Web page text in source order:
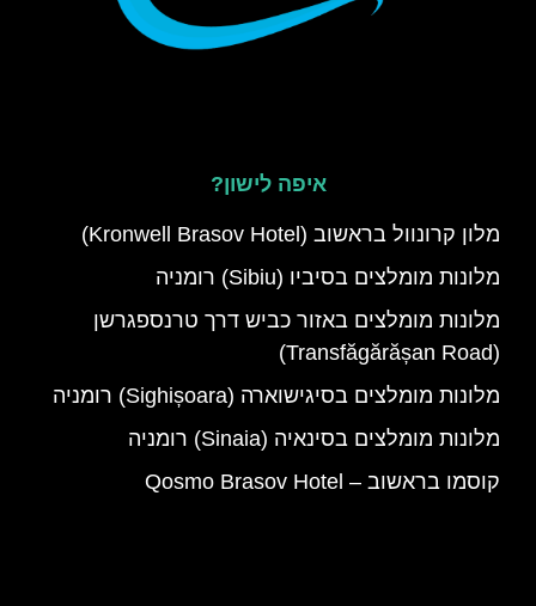
איפה לישון?
מלון קרונוול בראשוב (Kronwell Brasov Hotel)
מלונות מומלצים בסיביו (Sibiu) רומניה
מלונות מומלצים באזור כביש דרך טרנספגרשן
(Transfăgărășan Road)
מלונות מומלצים בסיגישוארה (Sighișoara) רומניה
מלונות מומלצים בסינאיה (Sinaia) רומניה
קוסמו בראשוב – Qosmo Brasov Hotel